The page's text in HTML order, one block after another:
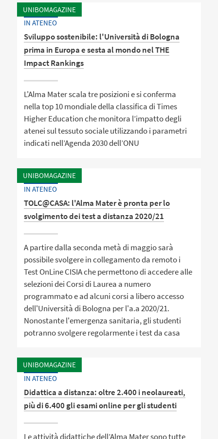
UNIBOMAGAZINE
IN ATENEO
Sviluppo sostenibile: l'Università di Bologna
prima in Europa e sesta al mondo nel THE
Impact Rankings
L'Alma Mater scala tre posizioni e si conferma
nella top 10 mondiale della classifica di Times
Higher Education che monitora l’impatto degli
atenei sul tessuto sociale utilizzando i parametri
indicati nell’Agenda 2030 dell’ONU
UNIBOMAGAZINE
IN ATENEO
TOLC@CASA: l'Alma Mater è pronta per lo
svolgimento dei test a distanza 2020/21
A partire dalla seconda metà di maggio sarà
possibile svolgere in collegamento da remoto i
Test OnLine CISIA che permettono di accedere alle
selezioni dei Corsi di Laurea a numero
programmato e ad alcuni corsi a libero accesso
dell'Università di Bologna per l'a.a 2020/21.
Nonostante l'emergenza sanitaria, gli studenti
potranno svolgere regolarmente i test da casa
UNIBOMAGAZINE
IN ATENEO
Didattica a distanza: oltre 2.400 i neolaureati,
più di 6.400 gli esami online per gli studenti
Le attività didattiche dell’Alma Mater sono tutte